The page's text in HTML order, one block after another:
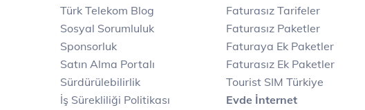
İncele
Türk Telekom Blog
Sosyal Sorumluluk
Sponsorluk
Satın Alma Portalı
Sürdürülebilirlik
İş Sürekliliği Politikası
Faturasız Tarifeler
Faturasız Paketler
Faturaya Ek Paketler
Faturasız Ek Paketler
Tourist SIM Türkiye
Evde İnternet